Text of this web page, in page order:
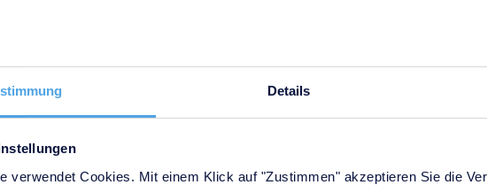
Details
verwendet Cookies. Mit einem Klick auf "Zustimmen" akzeptieren Sie die
On-Demand-Webinar
*